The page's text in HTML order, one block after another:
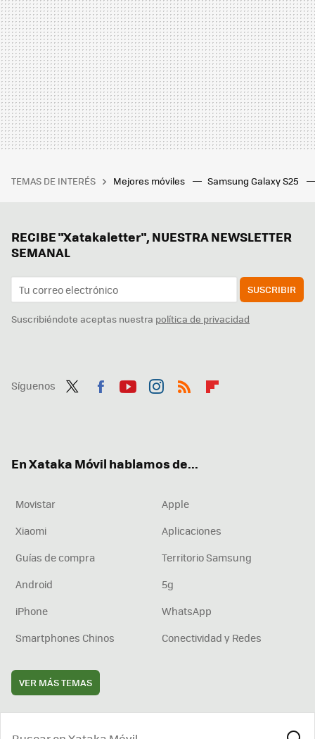
TEMAS DE INTERÉS Mejores móviles Samsung Galaxy S25
RECIBE "Xatakaletter", NUESTRA NEWSLETTER
SEMANAL
SUSCRIBIR
Suscribiéndote aceptas nuestra política de privacidad
Síguenos
En Xataka Móvil hablamos de...
Movistar
Apple
Xiaomi
Aplicaciones
Guías de compra
Territorio Samsung
Android
5g
iPhone
WhatsApp
Smartphones Chinos
Conectividad y Redes
VER MÁS TEMAS